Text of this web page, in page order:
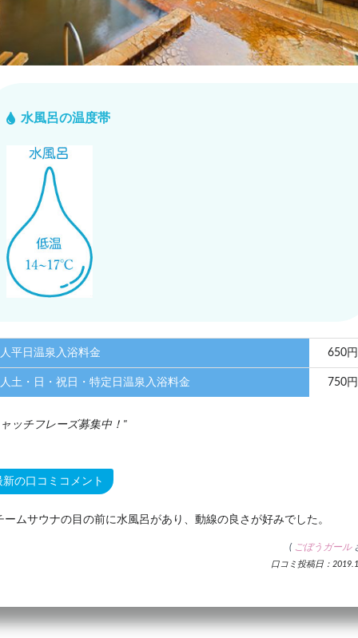
水風呂の温度帯
平日温泉入浴料金 650円
土・日・祝日・特定日温泉入浴料金 750円
ッチフレーズ募集中！
新の口コミコメント
ームサウナの目の前に水風呂があり、動線の良さが好みでした。
( ごぼうガール
口コミ投稿日：